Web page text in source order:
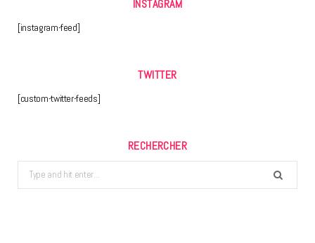
INSTAGRAM
[instagram-feed]
TWITTER
[custom-twitter-feeds]
RECHERCHER
Search
for: